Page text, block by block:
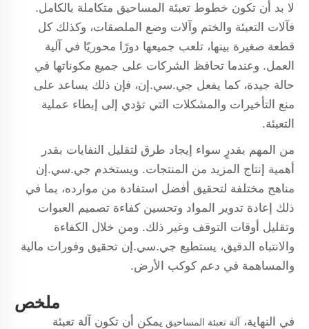
لا بد أن تكون خطوط تعبئة المساحيق متكاملة بالكامل.
فآلات التعبئة والختم وآلات وضع الملصقات، وكذلك كل
قطعة صغيرة بينها، تلعب جميعها دورًا محوريًا في آلية
العمل. وعندما تحافظ الشركات على جميع مكوناتها في
حالة جيدة، كما يفعل جي.سي.إن، فإن ذلك يساعد على
منع التأخيرات والمشكلات التي تؤدي إلى إبطاء عملية
التعبئة.
من المهم بقدرٍ سواء إيجاد طرق لتقليل النفايات بقدر
أهمية إنتاج المزيد من المنتجات. ويستخدم جي.سي.إن
مناهج مختلفة لتحقيق أفضل استفادة من موارده، بما في
ذلك إعادة تدوير المواد وتحسين كفاءة تصميم العبوات
وتقليل أوقات التوقف وغير ذلك. ومن خلال الكفاءة
والانتباه الدقيق، يستطيع جي.سي.إن تحقيق وفورات مالية
والمساهمة في دعم كوكب الأرض.
ملخص
في النهاية، آلة تعبئة المساحيق يمكن أن تكون آلة تعبئة